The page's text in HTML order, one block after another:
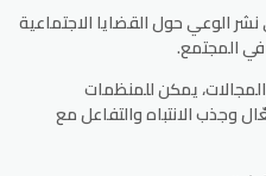
الوعي حول القضايا الاجتماعية
في المجتمع.
يمكن للمنظمات
الانتباه والتفاعل مع